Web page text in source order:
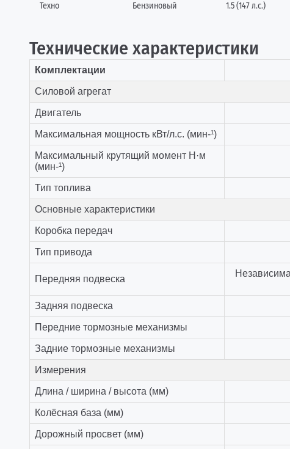
Техно Бензиновый 1.5 (147 л.с.)
Технические характеристики
Комплектации
Силовой агрегат
Двигатель
Максимальная мощность кВт/л.с. (мин-¹)
Максимальный крутящий момент Н·м
(мин-¹)
Тип топлива
Основные характеристики
Коробка передач
Тип привода
Передняя подвеска
Задняя подвеска
Передние тормозные механизмы
Задние тормозные механизмы
Измерения
Длина / ширина / высота (мм)
Колёсная база (мм)
Дорожный просвет (мм)